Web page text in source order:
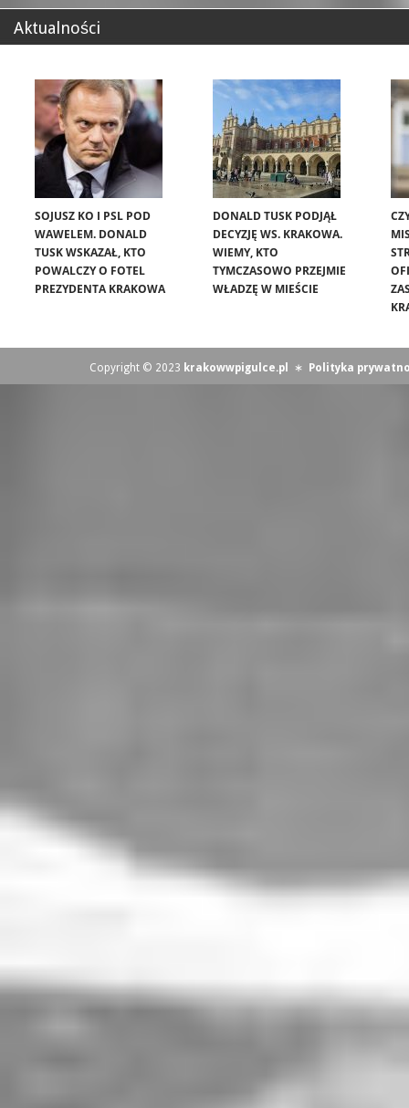
Aktualności
SOJUSZ KO I PSL POD
WAWELEM. DONALD
TUSK WSKAZAŁ, KTO
POWALCZY O FOTEL
PREZYDENTA KRAKOWA
DONALD TUSK PODJĄŁ
DECYZJĘ WS. KRAKOWA.
WIEMY, KTO
TYMCZASOWO PRZEJMIE
WŁADZĘ W MIEŚCIE
Copyright © 2023 krakowwpigulce.pl ∗ Polityka